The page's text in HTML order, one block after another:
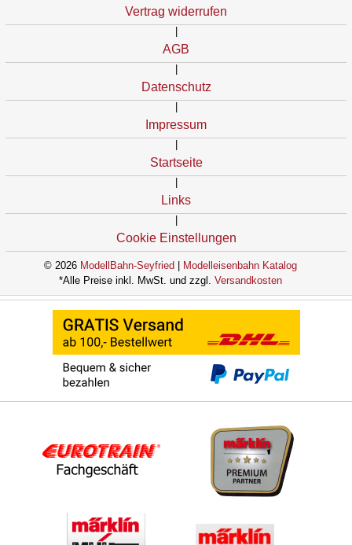
Vertrag widerrufen
AGB
Datenschutz
Impressum
Startseite
Links
Cookie Einstellungen
© 2026 ModellBahn-Seyfried
Modelleisenbahn Katalog
*Alle Preise inkl. MwSt. und zzgl. Versandkosten